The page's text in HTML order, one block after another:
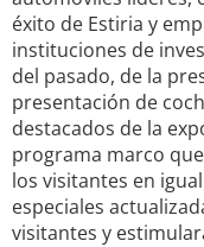
éxito de Estiria y
instituciones de
del pasado, de la
presentación de
destacados de la
programa marco
los visitantes en
especiales
visitantes y